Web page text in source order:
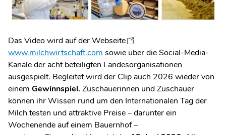
Das Video wird auf der Webseite
www.milchwirtschaft.com sowie über die Social-Media-
Kanäle der acht beteiligten Landesorganisationen
ausgespielt. Begleitet wird der Clip auch 2026 wieder von
einem Gewinnspiel. Zuschauerinnen und Zuschauer
können ihr Wissen rund um den Internationalen Tag der
Milch testen und attraktive Preise – darunter ein
Wochenende auf einem Bauernhof –